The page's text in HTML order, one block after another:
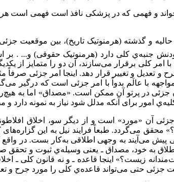
فهمی که در پزشکی نافذ است فهمی است
و گذشته (هرمنوتیک تاریخ)، بین موقعیت
جنبه‌ي کلی دارد (هرمنوتیک حقوقی) و...
کلی برقرار می‌سازند، آن دو را متمایز از
و تغییر قرار دهد. اینجا امر جزئی صرفاً
با عالَم بدواً با امر جزئی است که درگیر
جزئی در پرتو آن ممکن است. «مصداق» اما
امور برای آنکه مدلل شود نیاز به نمونه دارد و
آن «مورد» است و از دیگر سو، اخلاق
می‌گردد. طبعاً فرایند نیل به این گزاره‌های
پیش می‌آیند به وجهی اطلاقی به‌کار بست. در
به خود، مصداق ـ یعنی وسیله‌ي ثبوت و
زیست؟» اینجا قاعده ـ و نه قانون کلی ـ
حتی می‌تواند قاعده‌ي کلی را مورد جرح و